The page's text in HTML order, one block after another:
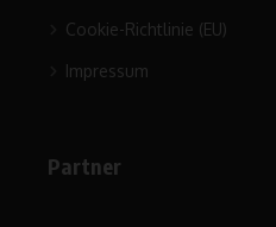
Cookie-Richtlinie (EU)
Impressum
Partner